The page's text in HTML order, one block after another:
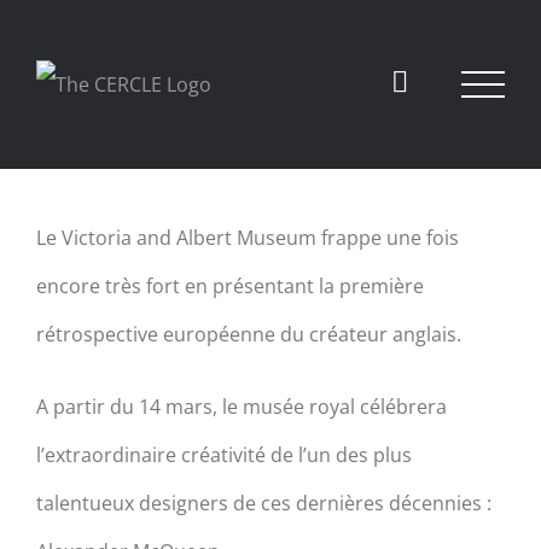
Larger
Image
Le Victoria and Albert Museum frappe une fois
encore très fort en présentant la première
rétrospective européenne du créateur anglais.
A partir du 14 mars, le musée royal célébrera
l’extraordinaire créativité de l’un des plus
talentueux designers de ces dernières décennies :